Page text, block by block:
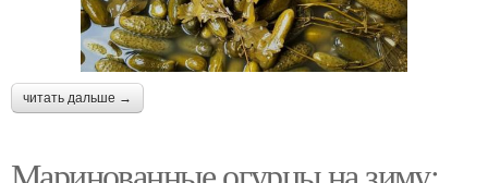
читать дальше →